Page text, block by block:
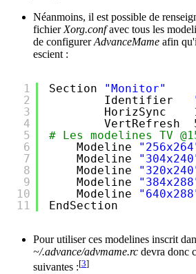
Néanmoins, il est possible de
fichier Xorg.confavec tous les
de configurerAdvanceMame afin
escient :
1
2
3
4
5
6
7
8
9
10
11
Section
"Monitor"
Identifier
HorizSync
VertRefresh
# Les modelines TV
Modeline
Modeline
Modeline
Modeline
Modeline
EndSection
Pour utiliser ces modelines inscrit
~/.advance/advmame.rc devra donc
suivantes :[3]